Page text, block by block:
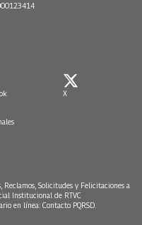
X
Reclamos, Solicitudes y Felicitaciones a
Institucional de RTVC
en línea: Contacto PQRSD.